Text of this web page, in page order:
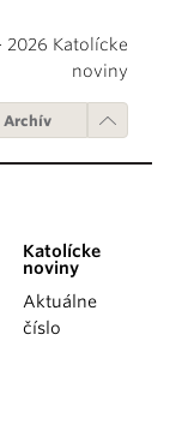
Katolícke
noviny
Archív
Katolícke
noviny
Aktuálne
číslo